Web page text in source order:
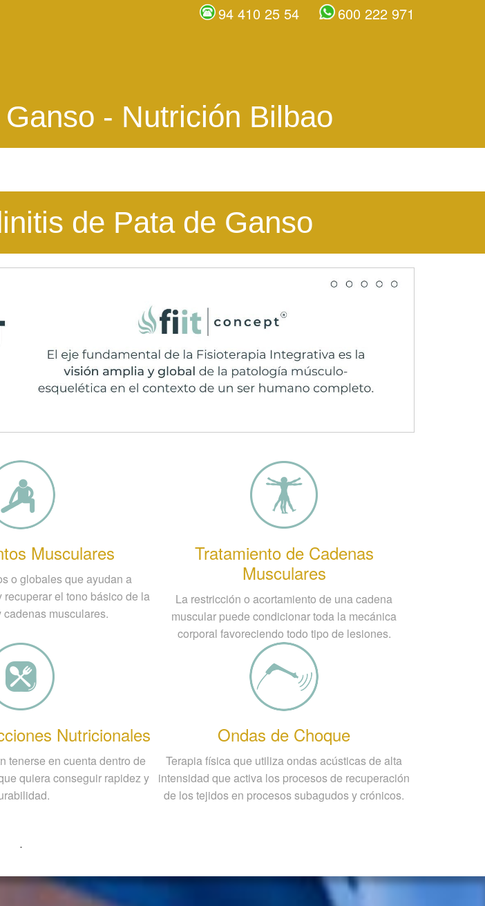
94 410 25 54 600 222 971
- Nutrición Bilbao
de Pata de Ganso
Musculares
o globales que ayudan a
el tono básico de la
cadenas musculares.
Tratamiento de Cadenas
Musculares
La restricción o acortamiento de una cadena
muscular puede condicionar toda la mecánica
corporal favoreciendo todo tipo de lesiones.
Nutricionales
tenerse en cuenta dentro de
quiera conseguir rapidez y
Ondas de Choque
Terapia física que utiliza ondas acústicas de alta
intensidad que activa los procesos de recuperación
de los tejidos en procesos subagudos y crónicos.
.